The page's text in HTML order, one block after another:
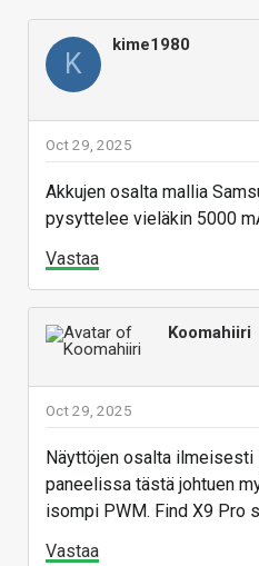
K
kime1980
Oct 29, 2025
Akkujen osalta mallia
pysyttelee vieläkin 5000
Vastaa
Koomahiiri
Oct 29, 2025
Näyttöjen osalta ilmeisesti
paneelissa tästä johtuen
isompi PWM. Find X9 Pro
Vastaa